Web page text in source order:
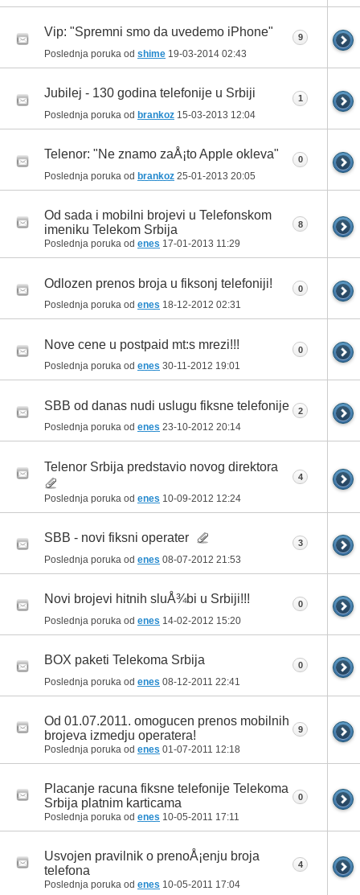
Vip: "Spremni smo da uvedemo iPhone"
Poslednja poruka od shime 19-03-2014 02:43
9
Jubilej - 130 godina telefonije u Srbiji
Poslednja poruka od brankoz 15-03-2013 12:04
1
Telenor: "Ne znamo zaÅ¡to Apple okleva"
Poslednja poruka od brankoz 25-01-2013 20:05
0
Od sada i mobilni brojevi u Telefonskom
imeniku Telekom Srbija
Poslednja poruka od enes 17-01-2013 11:29
8
Odlozen prenos broja u fiksonj telefoniji!
Poslednja poruka od enes 18-12-2012 02:31
0
Nove cene u postpaid mt:s mrezi!!!
Poslednja poruka od enes 30-11-2012 19:01
0
SBB od danas nudi uslugu fiksne telefonije
Poslednja poruka od enes 23-10-2012 20:14
2
Telenor Srbija predstavio novog direktora
Poslednja poruka od enes 10-09-2012 12:24
4
SBB - novi fiksni operater
Poslednja poruka od enes 08-07-2012 21:53
3
Novi brojevi hitnih sluÅ¾bi u Srbiji!!!
Poslednja poruka od enes 14-02-2012 15:20
0
BOX paketi Telekoma Srbija
Poslednja poruka od enes 08-12-2011 22:41
0
Od 01.07.2011. omogucen prenos mobilnih
brojeva izmedju operatera!
Poslednja poruka od enes 01-07-2011 12:18
9
Placanje racuna fiksne telefonije Telekoma
Srbija platnim karticama
Poslednja poruka od enes 10-05-2011 17:11
0
Usvojen pravilnik o prenoÅ¡enju broja
telefona
Poslednja poruka od enes 10-05-2011 17:04
4